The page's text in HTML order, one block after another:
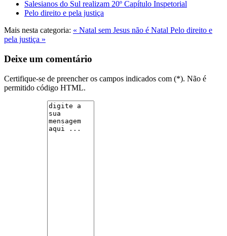
Salesianos do Sul realizam 20º Capítulo Inspetorial
Pelo direito e pela justiça
Mais nesta categoria: « Natal sem Jesus não é Natal Pelo direito e
pela justiça »
Deixe um comentário
Certifique-se de preencher os campos indicados com (*). Não é
permitido código HTML.